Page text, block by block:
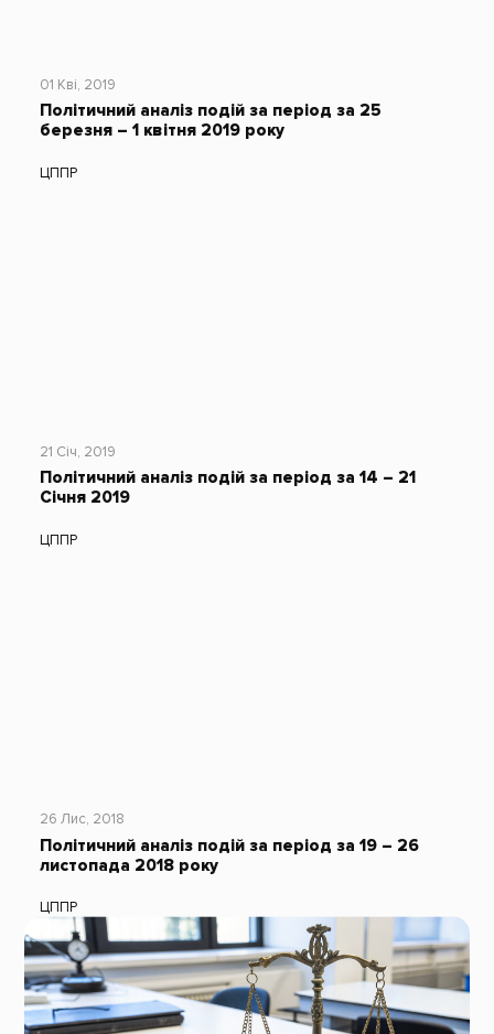
01 Кві, 2019
Політичний аналіз подій за період за 25
березня – 1 квітня 2019 року
ЦППР
21 Січ, 2019
Політичний аналіз подій за період за 14 – 21
Січня 2019
ЦППР
26 Лис, 2018
Політичний аналіз подій за період за 19 – 26
листопада 2018 року
ЦППР